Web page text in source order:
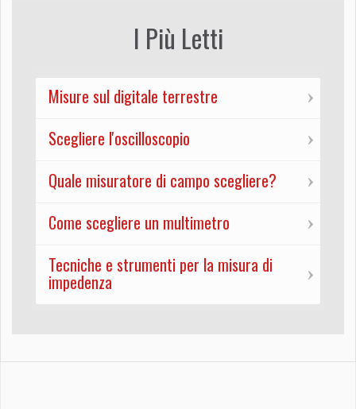
I Più Letti
Misure sul digitale terrestre
Scegliere l'oscilloscopio
Quale misuratore di campo scegliere?
Come scegliere un multimetro
Tecniche e strumenti per la misura di
impedenza